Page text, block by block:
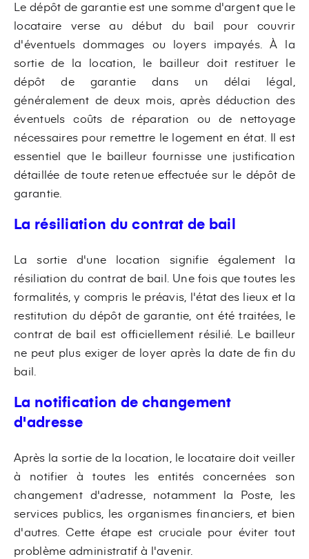
Le dépôt de garantie est une somme d'argent que le
locataire verse au début du bail pour couvrir
d'éventuels dommages ou loyers impayés. À la
sortie de la location, le bailleur doit restituer le
dépôt de garantie dans un délai légal,
généralement de deux mois, après déduction des
éventuels coûts de réparation ou de nettoyage
nécessaires pour remettre le logement en état. Il est
essentiel que le bailleur fournisse une justification
détaillée de toute retenue effectuée sur le dépôt de
garantie.
La résiliation du contrat de bail
La sortie d'une location signifie également la
résiliation du contrat de bail. Une fois que toutes les
formalités, y compris le préavis, l'état des lieux et la
restitution du dépôt de garantie, ont été traitées, le
contrat de bail est officiellement résilié. Le bailleur
ne peut plus exiger de loyer après la date de fin du
bail.
La notification de changement
d'adresse
Après la sortie de la location, le locataire doit veiller
à notifier à toutes les entités concernées son
changement d'adresse, notamment la Poste, les
services publics, les organismes financiers, et bien
d'autres. Cette étape est cruciale pour éviter tout
problème administratif à l'avenir.